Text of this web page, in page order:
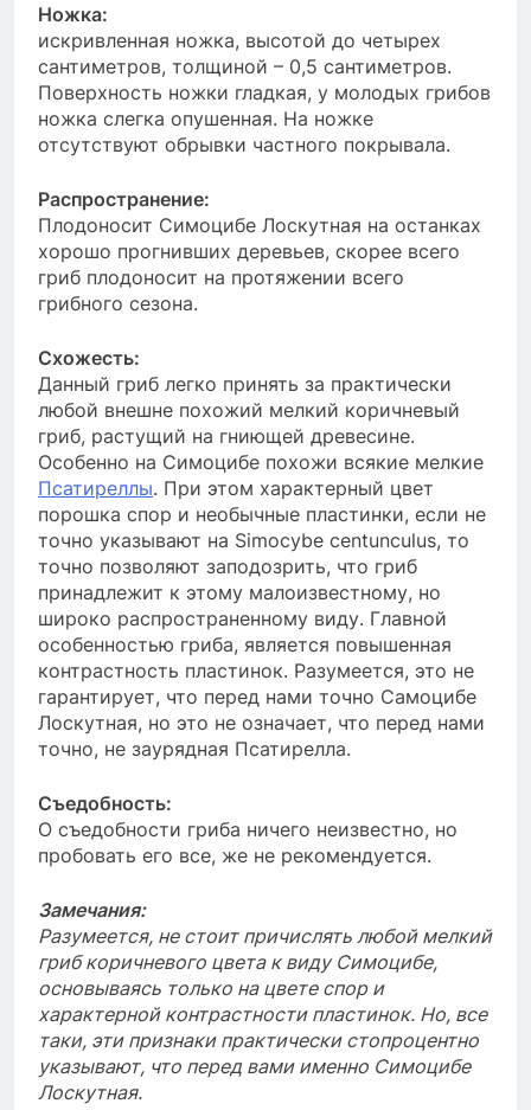
Ножка:
искривленная ножка, высотой до четырех
сантиметров, толщиной – 0,5 сантиметров.
Поверхность ножки гладкая, у молодых грибов
ножка слегка опушенная. На ножке
отсутствуют обрывки частного покрывала.
Распространение:
Плодоносит Симоцибе Лоскутная на останках
хорошо прогнивших деревьев, скорее всего
гриб плодоносит на протяжении всего
грибного сезона.
Схожесть:
Данный гриб легко принять за практически
любой внешне похожий мелкий коричневый
гриб, растущий на гниющей древесине.
Особенно на Симоцибе похожи всякие мелкие
Псатиреллы. При этом характерный цвет
порошка спор и необычные пластинки, если не
точно указывают на Simocybe centunculus, то
точно позволяют заподозрить, что гриб
принадлежит к этому малоизвестному, но
широко распространенному виду. Главной
особенностью гриба, является повышенная
контрастность пластинок. Разумеется, это не
гарантирует, что перед нами точно Самоцибе
Лоскутная, но это не означает, что перед нами
точно, не заурядная Псатирелла.
Съедобность:
О съедобности гриба ничего неизвестно, но
пробовать его все, же не рекомендуется.
Замечания:
Разумеется, не стоит причислять любой мелкий
гриб коричневого цвета к виду Симоцибе,
основываясь только на цвете спор и
характерной контрастности пластинок. Но, все
таки, эти признаки практически стопроцентно
указывают, что перед вами именно Симоцибе
Лоскутная.